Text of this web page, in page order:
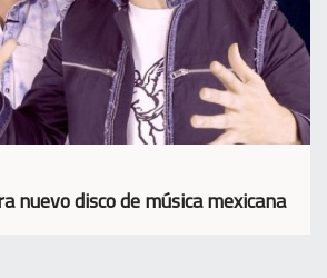
nuevo disco de música mexicana